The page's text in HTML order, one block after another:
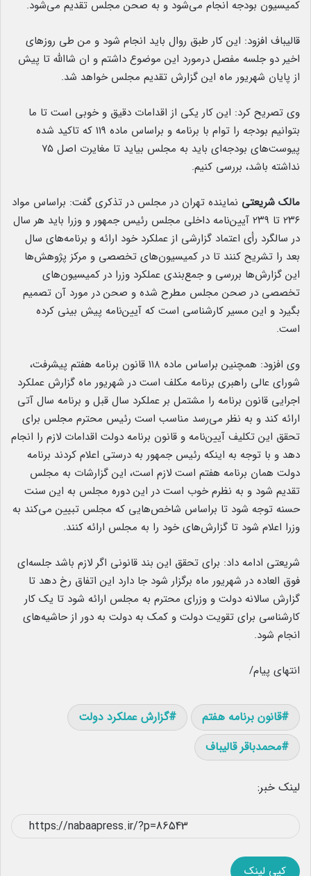
کمیسیون بودجه انجام می‌شود و به صحن مجلس تقدیم می‌شود.
قالیباف افزود: این کار طبق روال باید انجام شود و من طی روزهای
اخیر دو جلسه مفصل درمورد این موضوع داشتم و ان شاالله تا پیش
از پایان شهریور ماه این گزارش تقدیم مجلس خواهد شد.
وی تصریح کرد: این کار یکی از اقدامات دقیق و خوبی است تا ما
بتوانیم بودجه را توام با برنامه و براساس ماده ۱۱۹ که تاکید شده
پیوست‌های بودجه‌ای باید به مجلس بیاید تا مغایرت اصل ۷۵
نداشته باشد، بررسی کنیم.
مالک شریعتی نماینده تهران در مجلس در تذکری گفت: براساس مواد
۲۳۶ تا ۲۳۹ آیین‌نامه داخلی مجلس رئیس جمهور و وزرا باید هر سال
در سالگرد رأی اعتماد گزارشی از عملکرد خود ارائه و برنامه‌های سال
بعد را تشریح کنند تا در کمیسیون‌های تخصصی و مرکز پژوهش‌ها
این گزارش‌ها بررسی و جمع‌بندی عملکرد وزرا در کمیسیون‌های
تخصصی در صحن مجلس مطرح شده و صحن در مورد آن تصمیم
بگیرد و این مسیر کارشناسی است که آیین‌نامه پیش بینی کرده
است.
وی افزود: همچنین براساس ماده ۱۱۸ قانون برنامه هفتم پیشرفت،
شورای عالی راهبری برنامه مکلف است در شهریور ماه گزارش عملکرد
اجرایی قانون برنامه را مشتمل بر عملکرد سال قبل و برنامه سال آتی
ارائه کند و به نظر می‌رسد مناسب است رئیس محترم مجلس برای
تحقق این تکلیف آیین‌نامه و قانون برنامه دولت اقدامات لازم را انجام
دهد و با توجه به اینکه رئیس جمهور به درستی اعلام کردند برنامه
دولت همان برنامه هفتم است لازم است، این گزارشات به مجلس
تقدیم شود و به نظرم خوب است در این دوره مجلس به این سنت
حسنه توجه شود تا براساس شاخص‌هایی که مجلس تبیین می‌کند به
وزرا اعلام شود تا گزارش‌های خود را به مجلس ارائه کنند.
شریعتی ادامه داد: برای تحقق این بند قانونی اگر لازم باشد جلسه‌ای
فوق العاده در شهریور ماه برگزار شود جا دارد این اتفاق رخ دهد تا
گزارش سالانه دولت و وزرای محترم به مجلس ارائه شود تا یک کار
کارشناسی برای تقویت دولت و کمک به دولت به دور از حاشیه‌های
انجام شود.
انتهای پیام/
قانون برنامه هفتم
گزارش عملکرد دولت
محمدباقر قالیباف
لینک خبر:
کپی لینک